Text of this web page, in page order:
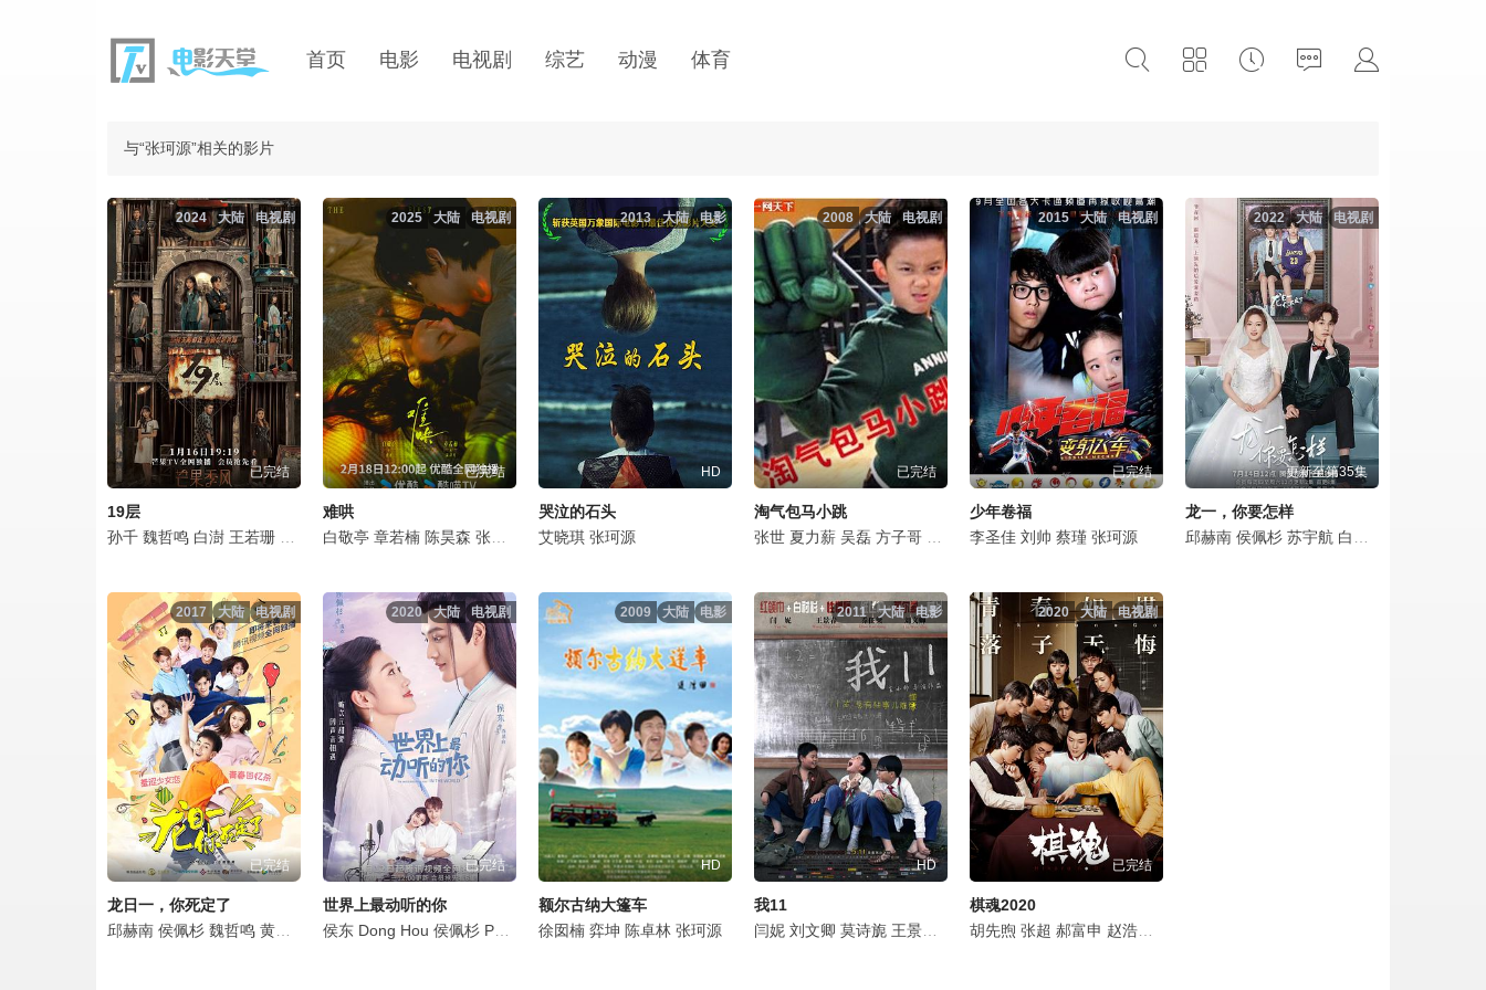
首页 电影 电视剧 综艺 动漫 体育
与“张珂源”相关的影片
电视剧
大陆
2024
已完结
19层
孙千 魏哲鸣 白澍 王若珊 罗予彤 潘玥同 肖凯中 戴蕥琪 张珂源 张屹杨 陶海 陈创 田丽 苇青 娃尔 葛四 刘帅 芮伟航 张宁江 余洺轩
电视剧
大陆
2025
已完结
难哄
白敬亭 章若楠 陈昊森 张淼怡 翟潇闻 原野 吴宇恒 秦沛 鲍起静 孔琳 陈嘉男 冯韵之 魏子昕 邓英 张珂源
电影
大陆
2013
HD
哭泣的石头
艾晓琪 张珂源
电视剧
大陆
2008
已完结
淘气包马小跳
张世 夏力薪 吴磊 方子哥 许娣 钱晨晨 方晓鸽 陈隆赫 张珂源 郭圣然 李百惠 王则天
电视剧
大陆
2015
已完结
少年卷福
李圣佳 刘帅 蔡瑾 张珂源
电视剧
大陆
2022
更新至第35集
龙一，你要怎样
邱赫南 侯佩杉 苏宇航 白卉子
电视剧
大陆
2017
已完结
龙日一，你死定了
邱赫南 侯佩杉 魏哲鸣 黄千硕 朱庭辰 贾司特 张珂源 曾丽瑶 张双利 刘玉翠 吴任远
电视剧
大陆
2020
已完结
世界上最动听的你
侯东 Dong Hou 侯佩杉 Peishan Hou 何与 曾丽瑶 Liyao Zeng 李若天 Ruotian Li 高溜 张珂源 徐思雨 姚伊添 龙媚 Mei Long
电影
大陆
2009
HD
额尔古纳大篷车
徐囡楠 弈坤 陈卓林 张珂源
电影
大陆
2011
HD
我11
闫妮 刘文卿 莫诗旎 王景春 王紫逸 乔任梁 于越 张珂源 钟国流星
电视剧
大陆
2020
已完结
棋魂2020
胡先煦 张超 郝富申 赵浩闳